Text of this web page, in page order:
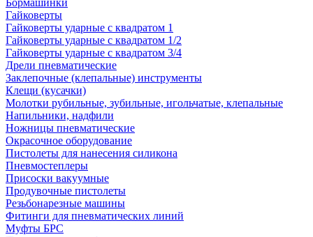
Бормашинки
Гайковерты
Гайковерты ударные с квадратом 1
Гайковерты ударные с квадратом 1/2
Гайковерты ударные с квадратом 3/4
Дрели пневматические
Заклепочные (клепальные) инструменты
Клещи (кусачки)
Молотки рубильные, зубильные, игольчатые, клепальные
Напильники, надфили
Ножницы пневматические
Окрасочное оборудование
Пистолеты для нанесения силикона
Пневмостеплеры
Присоски вакуумные
Продувочные пистолеты
Резьбонарезные машины
Фитинги для пневматических линий
Муфты БРС